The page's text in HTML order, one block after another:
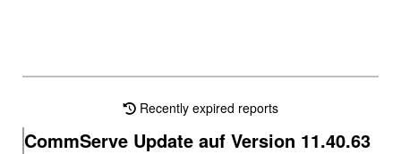
Recently expired reports
CommServe Update auf Version 11.40.63